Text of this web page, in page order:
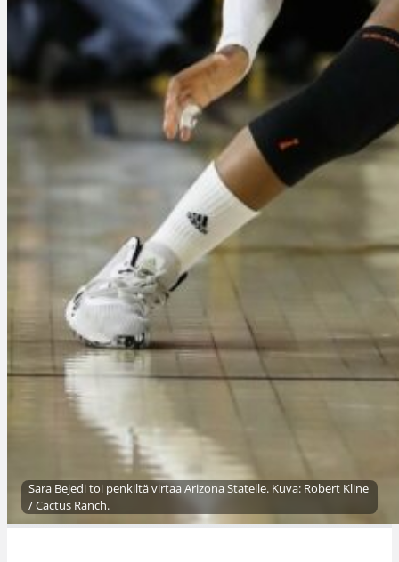
Sara Bejedi toi penkiltä virtaa Arizona Statelle. Kuva: Robert Kline
/ Cactus Ranch.